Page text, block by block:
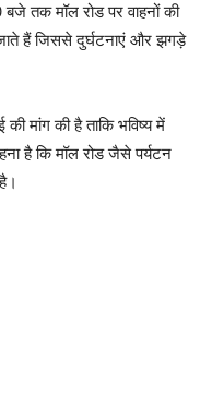
तक मॉल रोड पर वाहनों की
हैं जिससे दुर्घटनाएं और झगड़े
की मांग की है ताकि भविष्य में
है कि मॉल रोड जैसे पर्यटन